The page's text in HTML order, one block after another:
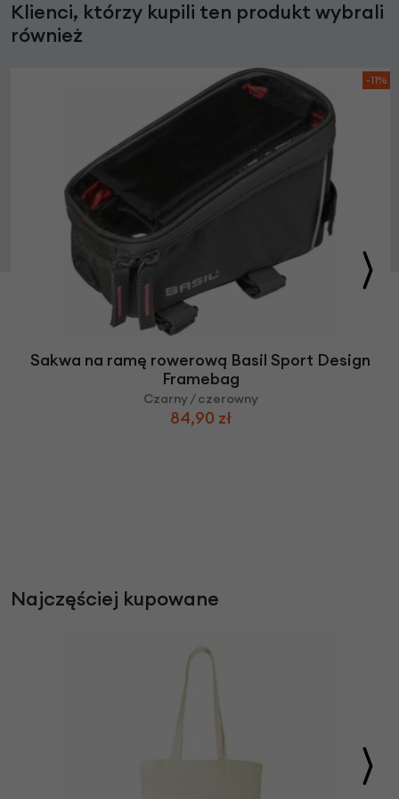
Klienci, którzy kupili ten produkt wybrali
również
-11%
Sakwa na ramę rowerową Basil Sport Design
Framebag
Czarny / czerowny
84,90 zł
Najczęściej kupowane